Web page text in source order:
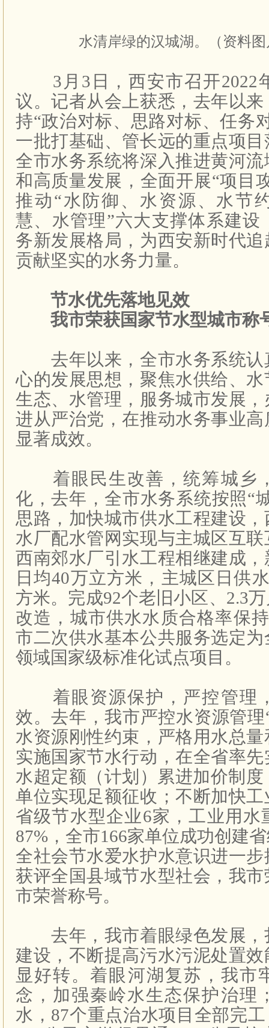
水清岸绿的汉城湖。（资料
3月3日，西安市召开2022
议。记者从会上获悉，去年以
持“政治对标、思路对标、任务
一批打基础、管长远的重点项
全市水务系统将深入推进黄河
和高质量发展，全面开展“项目
推动“水防御、水资源、水节
慧、水管理”六大支撑体系建设
务新发展格局，为西安新时代
贡献坚实的水务力量。
节水优先落地见效
我市荣获国家节水型城市称
去年以来，全市水务系统认
心的发展思想，聚焦水供给、
生态、水管理，服务城市发展
进从严治党，在推动水务事业
显著成效。
着眼民生改善，统筹城乡
化，去年，全市水务系统按照“
思路，加快城市供水工程建设
水厂配水管网实现与主城区互
西南郊水厂引水工程相继建成
日均40万立方米，主城区日供
方米。完成92个老旧小区、2.3
改造，城市供水水质合格率保
市二次供水基本公共服务选定
领域国家级标准化试点项目。
着眼资源保护，严控管理
效。去年，我市严控水资源管
水资源刚性约束，严格用水总
实施国家节水行动，在全省率
水超定额（计划）累进加价制
单位实现足额征收；不断加快
省级节水型企业6家，工业用水
87%，全市166家单位成功创建
全社会节水爱水护水意识进一
获评全国县域节水型社会，我
市荣誉称号。
去年，我市着眼绿色发展，
建设，不断提高污水污泥处置
显好转。着眼河湖复苏，我市
念，加强秦岭水生态保护治理
水，87个重点治水项目全部完